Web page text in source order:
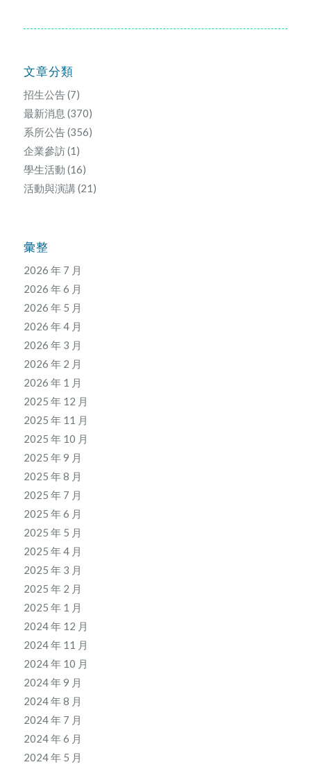
文章分類
招生公告(7)
最新消息 (370)
系所公告(356)
企業參訪(1)
學生活動 (16)
活動與演講(21)
彙整
2026 年 7 月
2026 年 6 月
2026 年 5 月
2026 年 4 月
2026 年 3 月
2026 年 2 月
2026 年 1 月
2025 年 12 月
2025 年 11 月
2025 年 10 月
2025 年 9 月
2025 年 8 月
2025 年 7 月
2025 年 6 月
2025 年 5 月
2025 年 4 月
2025 年 3 月
2025 年 2 月
2025 年 1 月
2024 年 12 月
2024 年 11 月
2024 年 10 月
2024 年 9 月
2024 年 8 月
2024 年 7 月
2024 年 6 月
2024 年 5 月